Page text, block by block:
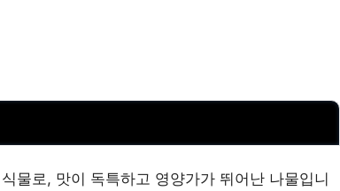
물로, 맛이 독특하고 영양가가 뛰어난 나물입니